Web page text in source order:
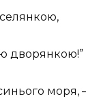
дворянкою!”
моря,